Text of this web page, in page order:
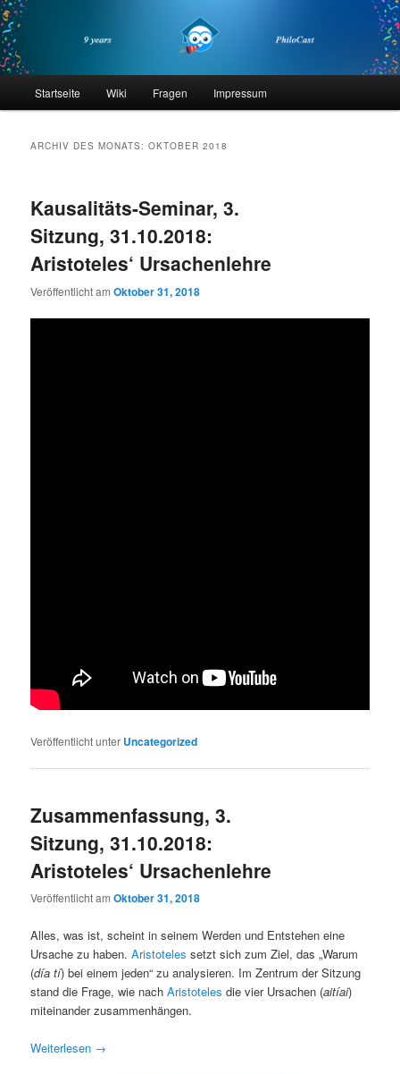
Zum
primären
Inhalt
springen
Zum
sekundären
Inhalt
springenphilocast
Startseite Wiki Fragen Impressum
ARCHIV DES MONATS:OKTOBER 2018
Kausalitäts-Seminar, 3.
Sitzung, 31.10.2018:
Aristoteles‘ Ursachenlehre
Veröffentlicht amOktober 31, 2018
Veröffentlicht unter Uncategorized
Zusammenfassung, 3.
Sitzung, 31.10.2018:
Aristoteles‘ Ursachenlehre
Veröffentlicht amOktober 31, 2018
Alles, was ist, scheint in seinem Werden und Entstehen eine
Ursache zu haben.Aristoteles setzt sich zum Ziel, das „Warum
(día tí) bei einem jeden“ zu analysieren. Im Zentrum der Sitzung
stand die Frage, wie nachAristoteles die vier Ursachen (aitíai)
miteinander zusammenhängen.
Weiterlesen →